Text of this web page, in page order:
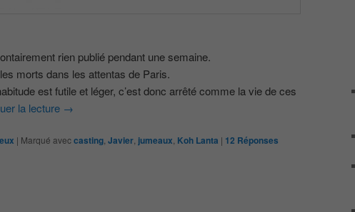
rien publié pendant une semaine.
morts dans les attentas de Paris.
est futile et léger, c’est donc arrêté comme la vie de ces
la lecture →
| Marqué aveccasting Javier jumeaux Koh Lanta | 12 Réponses